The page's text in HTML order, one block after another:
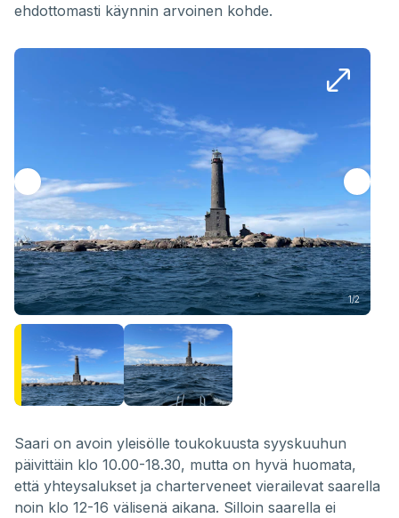
ehdottomasti käynnin arvoinen kohde.
1/2
Saari on avoin yleisölle toukokuusta syyskuuhun
päivittäin klo 10.00-18.30, mutta on hyvä huomata,
että yhteysalukset ja charterveneet vierailevat saarella
noin klo 12-16 välisenä aikana. Silloin saarella ei